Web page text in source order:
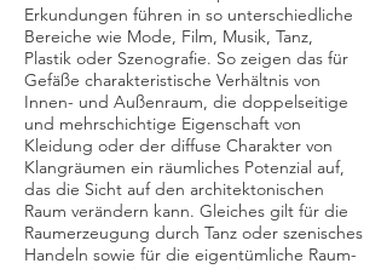
Erkundungen führen in so unterschiedliche
Bereiche wie Mode, Film, Musik, Tanz,
Plastik oder Szenografie. So zeigen das für
Gefäße charakteristische Verhältnis von
Innen- und Außenraum, die doppelseitige
und mehrschichtige Eigenschaft von
Kleidung oder der diffuse Charakter von
Klangräumen ein räumliches Potenzial auf,
das die Sicht auf den architektonischen
Raum verändern kann. Gleiches gilt für die
Raumerzeugung durch Tanz oder szenisches
Handeln sowie für die eigentümliche Raum-